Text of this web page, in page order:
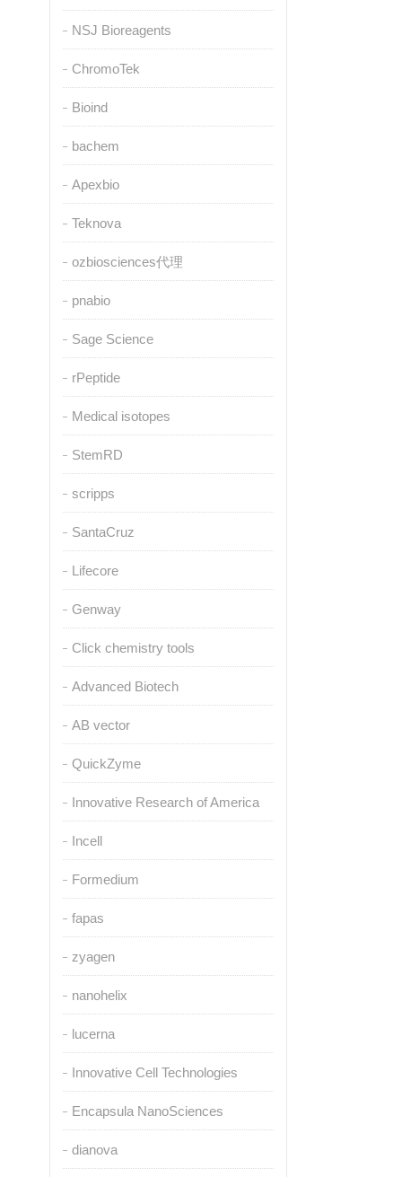
NSJ Bioreagents
ChromoTek
Bioind
bachem
Apexbio
Teknova
ozbiosciences代理
pnabio
Sage Science
rPeptide
Medical isotopes
StemRD
scripps
SantaCruz
Lifecore
Genway
Click chemistry tools
Advanced Biotech
AB vector
QuickZyme
Innovative Research of America
Incell
Formedium
fapas
zyagen
nanohelix
lucerna
Innovative Cell Technologies
Encapsula NanoSciences
dianova